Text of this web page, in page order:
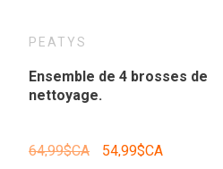
PEATYS
Ensemble de 4 brosses de
nettoyage.
64,99$CA 54,99$CA